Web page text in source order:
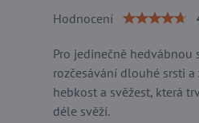
Hodnocení
Pro jedinečně hedvábnou
rozčesávání dlouhé srsti
hebkost a svěžest, která
déle svěží.